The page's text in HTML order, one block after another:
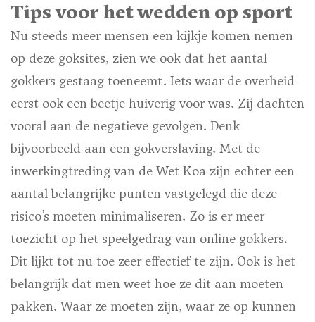
Tips voor het wedden op sport
Nu steeds meer mensen een kijkje komen nemen
op deze goksites, zien we ook dat het aantal
gokkers gestaag toeneemt. Iets waar de overheid
eerst ook een beetje huiverig voor was. Zij dachten
vooral aan de negatieve gevolgen. Denk
bijvoorbeeld aan een gokverslaving. Met de
inwerkingtreding van de Wet Koa zijn echter een
aantal belangrijke punten vastgelegd die deze
risico’s moeten minimaliseren. Zo is er meer
toezicht op het speelgedrag van online gokkers.
Dit lijkt tot nu toe zeer effectief te zijn. Ook is het
belangrijk dat men weet hoe ze dit aan moeten
pakken. Waar ze moeten zijn, waar ze op kunnen